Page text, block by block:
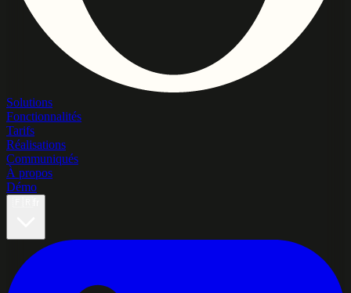
Solutions
Fonctionnalités
Tarifs
Réalisations
Communiqués
À propos
Démo